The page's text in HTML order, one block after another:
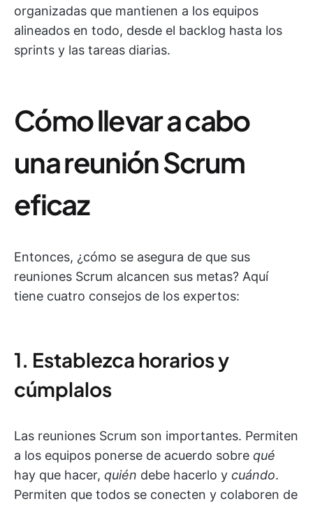
organizadas que mantienen a los equipos
alineados en todo, desde el backlog hasta los
sprints y las tareas diarias.
Cómo llevar a cabo
una reunión Scrum
eficaz
Entonces, ¿cómo se asegura de que sus
reuniones Scrum alcancen sus metas? Aquí
tiene cuatro consejos de los expertos:
1. Establezca horarios y
cúmplalos
Las reuniones Scrum son importantes. Permiten
a los equipos ponerse de acuerdo sobre qué
hay que hacer, quién debe hacerlo y cuándo.
Permiten que todos se conecten y colaboren de